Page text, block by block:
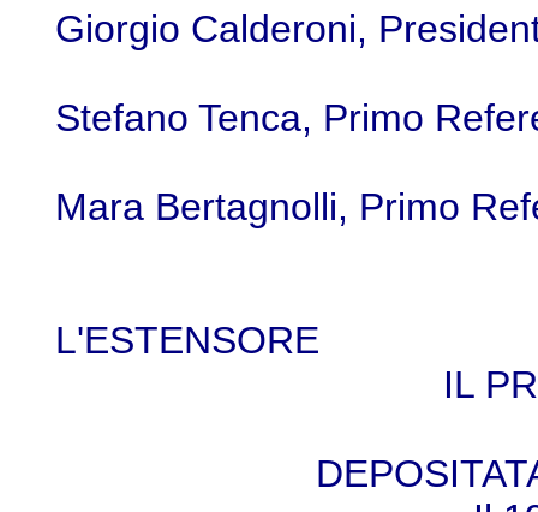
Giorgio Calderoni,
Stefano Tenca, Primo
Mara Bertagnolli, Primo
IL